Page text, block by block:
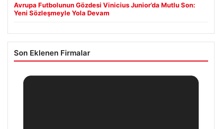
Avrupa Futbolunun Gözdesi Vinicius Junior’da Mutlu Son:
Yeni Sözleşmeyle Yola Devam
Son Eklenen Firmalar